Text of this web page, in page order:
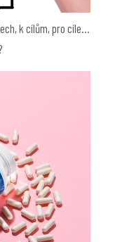
k cílům, pro cíle…